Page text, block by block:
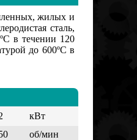
жилых и
сталь,
в течении 120
до 600ºС в
кВт
об/мин